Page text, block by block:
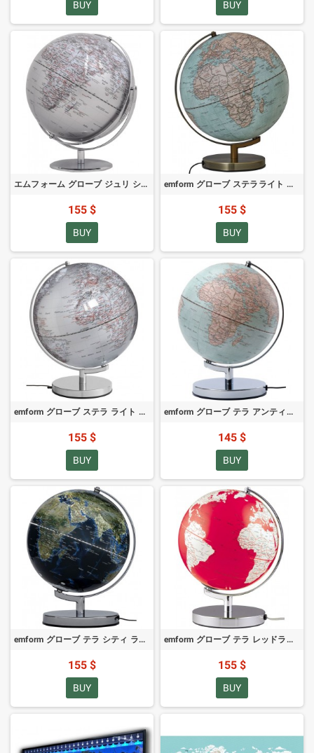
BUY BUY
エムフォーム グローブ ジュリ シルバー 30cm
155 $
BUY
emform グローブ ステラライト アンティーク 30cm
155 $
BUY
emform グローブ ステラ ライト シルバー 30cm
155 $
BUY
emform グローブ テラ アンティーク ライト 25cm
145 $
BUY
emform グローブ テラ シティ ライト 25cm
155 $
BUY
emform グローブ テラ レッドライト 25cm
155 $
BUY